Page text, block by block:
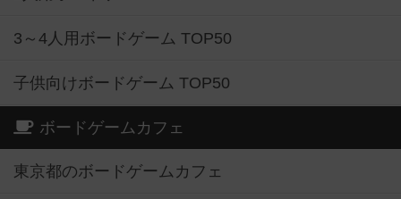
3～4人用ボードゲーム TOP50
子供向けボードゲーム TOP50
ボードゲームカフェ
東京都のボードゲームカフェ